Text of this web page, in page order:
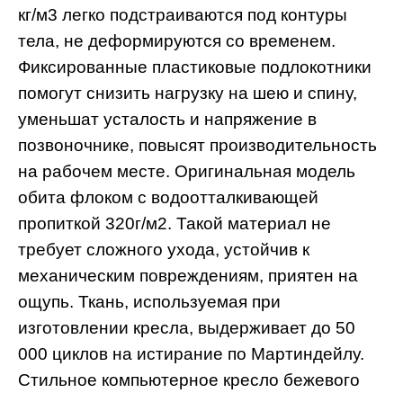
кг/м3 легко подстраиваются под контуры
тела, не деформируются со временем.
Фиксированные пластиковые подлокотники
помогут снизить нагрузку на шею и спину,
уменьшат усталость и напряжение в
позвоночнике, повысят производительность
на рабочем месте. Оригинальная модель
обита флоком с водоотталкивающей
пропиткой 320г/м2. Такой материал не
требует сложного ухода, устойчив к
механическим повреждениям, приятен на
ощупь. Ткань, используемая при
изготовлении кресла, выдерживает до 50
000 циклов на истирание по Мартиндейлу.
Стильное компьютерное кресло бежевого